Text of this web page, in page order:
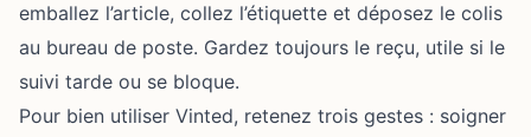
emballez l’article, collez l’étiquette et déposez le colis
au bureau de poste. Gardez toujours le reçu, utile si le
suivi tarde ou se bloque.
Pour bien utiliser Vinted, retenez trois gestes : soigner